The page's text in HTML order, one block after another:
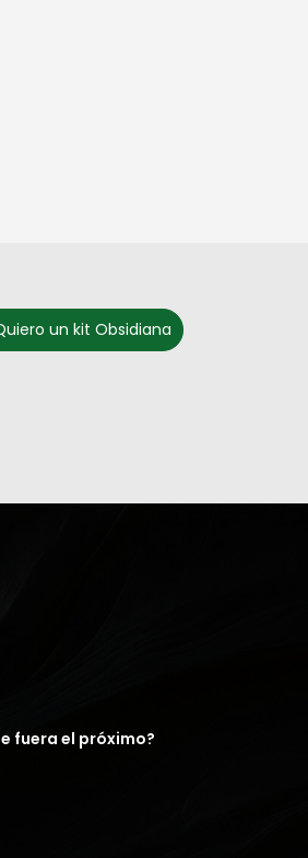
un kit Obsidiana
fuera el próximo?